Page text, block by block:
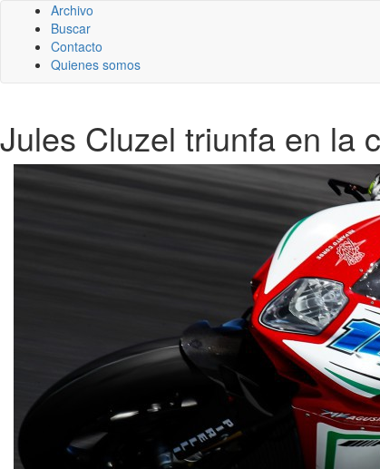
Archivo
Buscar
Contacto
Quienes somos
Jules Cluzel triunfa en la